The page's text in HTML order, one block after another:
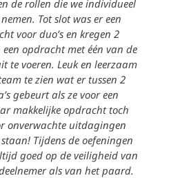
de rollen die we individueel
Tot slot was er een
voor duo’s en kregen 2
een opdracht met één van de
te voeren. Leuk en leerzaam
te zien wat er tussen 2
gebeurt als ze voor een
makkelijke opdracht toch
onverwachte uitdagingen
Tijdens de oefeningen
goed op de veiligheid van
als van het paard.